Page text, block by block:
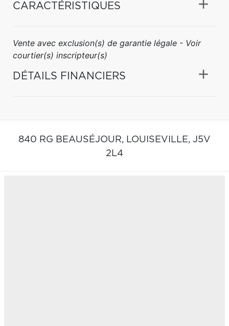
CARACTÉRISTIQUES
Vente avec exclusion(s) de garantie légale - Voir
courtier(s) inscripteur(s)
DÉTAILS FINANCIERS
840 RG BEAUSÉJOUR, LOUISEVILLE, J5V
2L4